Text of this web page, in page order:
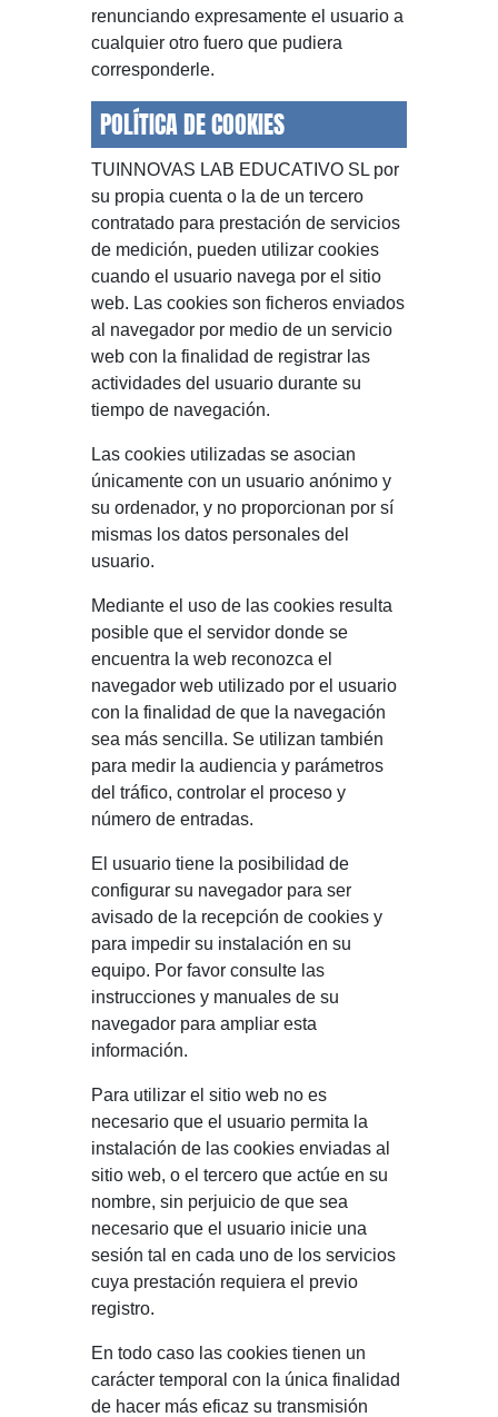
renunciando expresamente el usuario a
cualquier otro fuero que pudiera
corresponderle.
POLÍTICA DE COOKIES
TUINNOVAS LAB EDUCATIVO SL por
su propia cuenta o la de un tercero
contratado para prestación de servicios
de medición, pueden utilizar cookies
cuando el usuario navega por el sitio
web. Las cookies son ficheros enviados
al navegador por medio de un servicio
web con la finalidad de registrar las
actividades del usuario durante su
tiempo de navegación.
Las cookies utilizadas se asocian
únicamente con un usuario anónimo y
su ordenador, y no proporcionan por sí
mismas los datos personales del
usuario.
Mediante el uso de las cookies resulta
posible que el servidor donde se
encuentra la web reconozca el
navegador web utilizado por el usuario
con la finalidad de que la navegación
sea más sencilla. Se utilizan también
para medir la audiencia y parámetros
del tráfico, controlar el proceso y
número de entradas.
El usuario tiene la posibilidad de
configurar su navegador para ser
avisado de la recepción de cookies y
para impedir su instalación en su
equipo. Por favor consulte las
instrucciones y manuales de su
navegador para ampliar esta
información.
Para utilizar el sitio web no es
necesario que el usuario permita la
instalación de las cookies enviadas al
sitio web, o el tercero que actúe en su
nombre, sin perjuicio de que sea
necesario que el usuario inicie una
sesión tal en cada uno de los servicios
cuya prestación requiera el previo
registro.
En todo caso las cookies tienen un
carácter temporal con la única finalidad
de hacer más eficaz su transmisión